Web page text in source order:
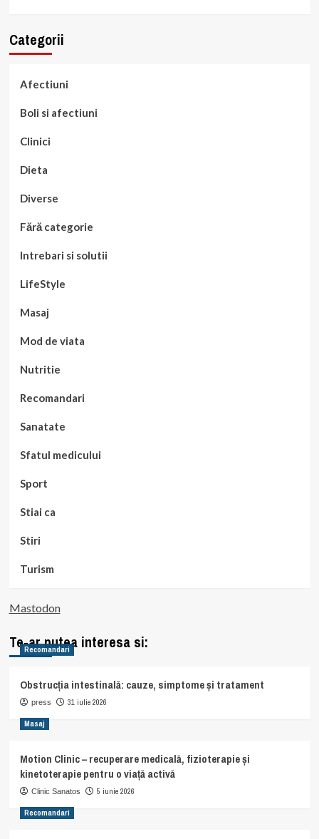
Categorii
Afectiuni
Boli si afectiuni
Clinici
Dieta
Diverse
Fără categorie
Intrebari si solutii
LifeStyle
Masaj
Mod de viata
Nutritie
Recomandari
Sanatate
Sfatul medicului
Sport
Stiai ca
Stiri
Turism
Mastodon
Te-ar putea interesa si:
Recomandari
Obstrucția intestinală: cauze, simptome și tratament
press 31 iulie 2026
Masaj
Motion Clinic – recuperare medicală, fizioterapie și
kinetoterapie pentru o viață activă
Clinic Sanatos 5 iunie 2026
Recomandari